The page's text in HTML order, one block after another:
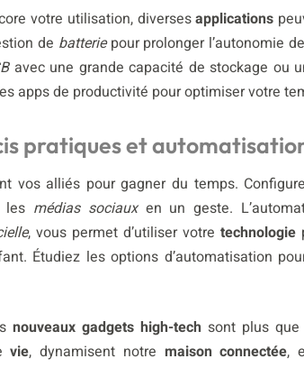
votre utilisation, diversesapplications
de batteriepour prolonger l’autonomie
avec une grande capacité de stockage ou
apps de productivité pour optimiser votre
pratiques et
vos alliés pour gagner du temps.
les médias sociauxen un geste.
, vous permet d’utiliser votre technologie
Étudiez les options d’automatisation
nouveaux gadgets high-tech sont plus
vie, dynamisent notre maison connectée,